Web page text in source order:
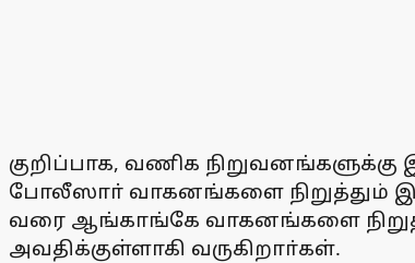
குறிப்பாக, வணிக
போலீஸாா் வாகனங்களை நிறுத்தும்
வரை ஆங்காங்கே வாகனங்களை
அவதிக்குள்ளாகி வருகிறாா்கள்.